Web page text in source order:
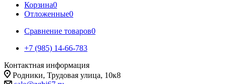
Корзина0
Отложенные0
Сравнение товаров0
+7 (985) 14-66-783
Контактная информация
Родники, Трудовая улица, 10к8